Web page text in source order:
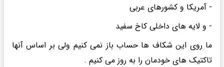
- آمریکا و کشورهای عربی
- و لایه های داخلی کاخ سفید
ما روی این شکاف ها حساب باز نمی کنیم ولی بر اساس آنها
تاکتیک های خودمان را به روز می کنیم .